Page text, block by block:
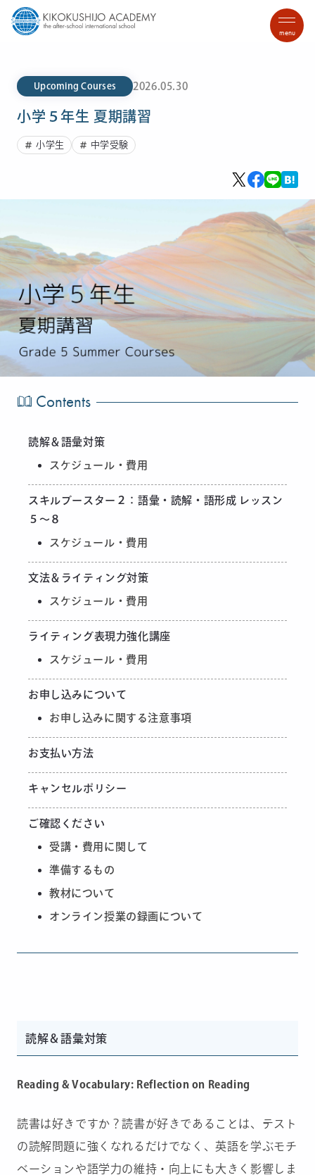
menu
Upcoming Courses 2026.05.30
小学５年生 夏期講習
小学生 中学受験
Contents
読解＆語彙対策
スケジュール・費用
スキルブースター２：語彙・読解・語形成 レッスン
５〜８
スケジュール・費用
文法＆ライティング対策
スケジュール・費用
ライティング表現力強化講座
スケジュール・費用
お申し込みについて
お申し込みに関する注意事項
お支払い方法
キャンセルポリシー
ご確認ください
受講・費用に関して
準備するもの
教材について
オンライン授業の録画について
読解＆語彙対策
Reading & Vocabulary: Reflection on Reading
読書は好きですか？読書が好きであることは、テスト
の読解問題に強くなれるだけでなく、英語を学ぶモチ
ベーションや語学力の維持・向上にも大きく影響しま